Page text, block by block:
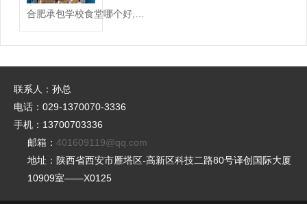
联系人：孙总
电话：029-1370070-3336
手机：13700703336
邮箱： 401609119@qq.com
地址：陕西省西安市雁塔区-高新区科技二路80号译创国际大厦
10909室——X0125